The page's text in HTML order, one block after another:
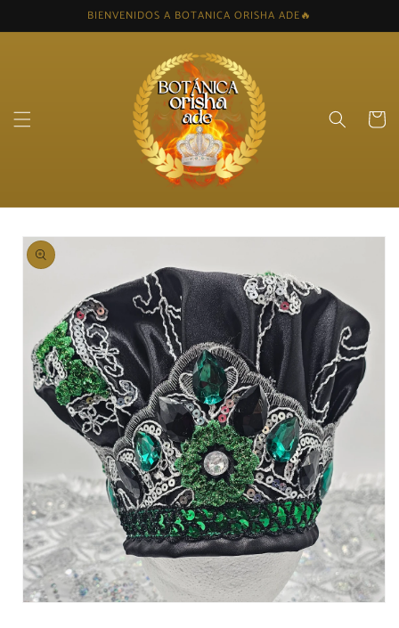
content
BIENVENIDOS A BOTANICA ORISHA ADE🔥
Cart
Skip to
product
information